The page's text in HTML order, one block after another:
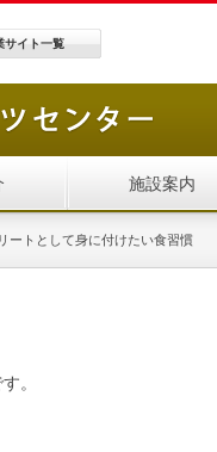
サイト一覧
施設案内
ートとして身に付けたい食習慣
。